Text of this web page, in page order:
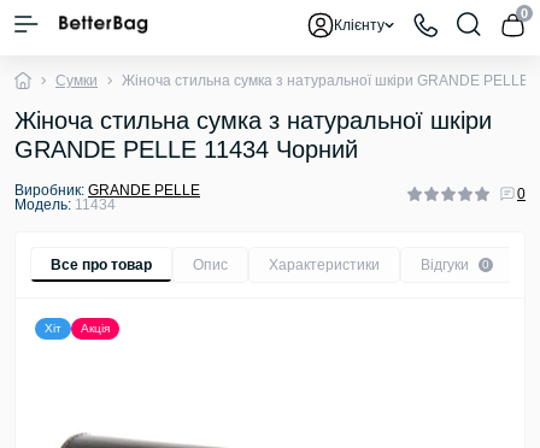
Клієнту
0
Сумки Жіноча стильна сумка з натуральної шкіри GRANDE PELLE
Жіноча стильна сумка з натуральної шкіри
GRANDE PELLE 11434 Чорний
Виробник: GRANDE PELLE
Модель: 11434
0
Все про товар Опис Характеристики Відгуки 0
Хіт Акція